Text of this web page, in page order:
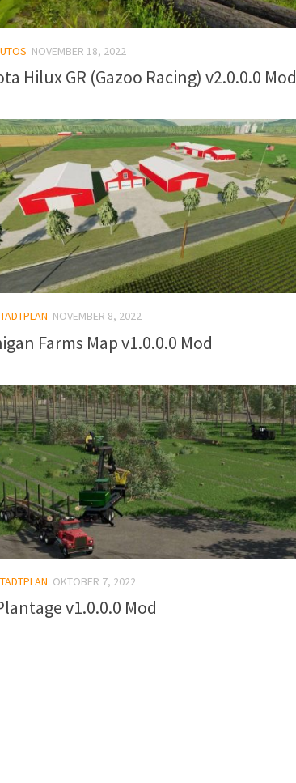
NOVEMBER 18, 2022
Hilux GR (Gazoo Racing) v2.0.0.0 Mod
NOVEMBER 8, 2022
Farms Map v1.0.0.0 Mod
OKTOBER 7, 2022
v1.0.0.0 Mod